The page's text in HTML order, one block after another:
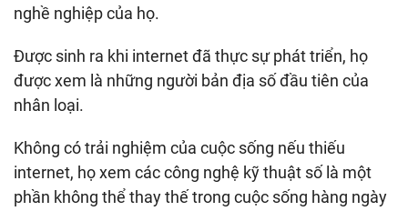
nghề nghiệp của họ.
Được sinh ra khi internet đã thực sự phát triển, họ
được xem là những người bản địa số đầu tiên của
nhân loại.
Không có trải nghiệm của cuộc sống nếu thiếu
internet, họ xem các công nghệ kỹ thuật số là một
phần không thể thay thế trong cuộc sống hàng ngày